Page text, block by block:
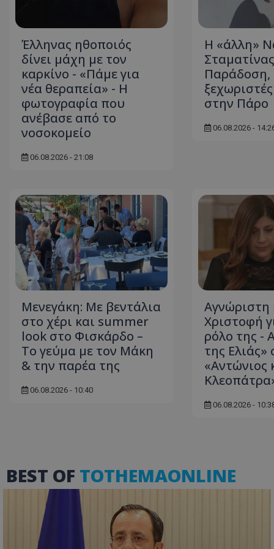
Έλληνας ηθοποιός
δίνει μάχη με τον
καρκίνο - «Πάμε για
νέα θεραπεία» - Η
φωτογραφία που
ανέβασε από το
νοσοκομείο
06.08.2026 - 21:08
Η «άλλη»
Παράδοση,
στην Πάρο
06.08.2026 -
Μενεγάκη: Με βεντάλια
στο χέρι και summer
look στο Φισκάρδο –
Το γεύμα με τον Μάκη
& την παρέα της
06.08.2026 - 10:40
Αγνώριστη
Χριστοφή
ρόλο της -
της Ελιάς»
«Αντώνιος
06.08.2026 -
BEST OF TOTHEMAONLINE
__cf_bm
msToken